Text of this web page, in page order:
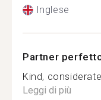
Inglese
Partner
Kind,
Leggi di più